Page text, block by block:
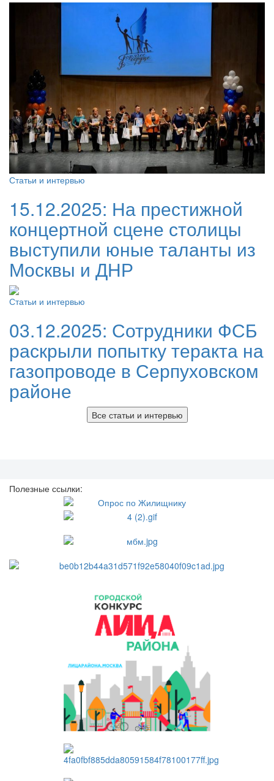
Статьи и интервью
15.12.2025: На престижной
концертной сцене столицы
выступили юные таланты из
Москвы и ДНР
Статьи и интервью
03.12.2025: Сотрудники ФСБ
раскрыли попытку теракта на
газопроводе в Серпуховском
районе
Все статьи и интервью
Полезные ссылки: